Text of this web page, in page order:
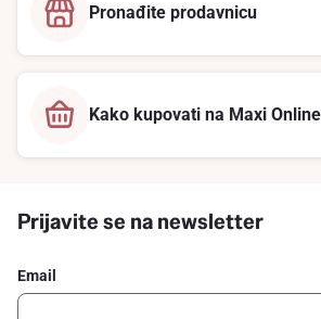
Pronađite prodavnicu
Kako kupovati na Maxi
Prijavite se na newsletter
Email